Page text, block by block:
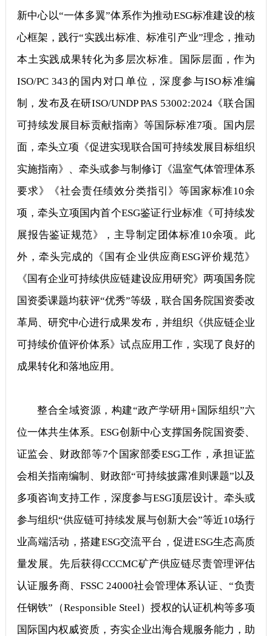
新中心以“一体多翼”体系作为推动ESG标准建设的核
心框架，践行“实践出标准、标准引产业”理念，推动
本土实践成果转化为多层次标准。国际层面，作为
ISO/PC 343的国内对口单位，深度参与ISO标准编
制，发布及在研ISO/UNDP PAS 53002:2024《联合国
可持续发展目标贡献指南》等国际标准7项。国内层
面，牵头立项《促进实现联合国可持续发展目标组织
实施指南》、牵头或参与制修订《温室气体管理体系
要求》《社会责任绩效分类指引》等国家标准10余
项，牵头立项国内首个ESG鉴证行业标准《可持续发
展报告鉴证规范》，主导制定团体标准10余项。此
外，牵头完成的《国有企业供应商ESG评价规范》
《国有企业可持续供应链建设应用研究》两项国务院
国资委课题均获评“优秀”等级，联合国务院国资委改
革局、研究中心进行成果发布，并组织《供应链企业
可持续价值评价体系》试点应用工作，实现了良好的
成果转化和落地应用。
整合全域资源，构建“政产学研用+国际组织”六
位一体共生体系。ESG创新中心支撑国务院国资委、
证监会、财政部等7个国家部委ESG工作，承担证监
会相关指南编制、财政部“可持续披露准则课题”以及
多项咨询支持工作，深度参与ESG顶层设计。牵头或
参与组织“供应链可持续发展与创新大会”等近10场行
业高端活动，搭建ESG交流平台，促进ESG生态高质
量发展。先后获得CCCMC矿产供应链尽责管理评估
认证服务商、FSSC 24000社会管理体系认证、“负责
任钢铁”（Responsible Steel）授权的认证机构等多项
国际国内权威资质，夯实企业出海合规服务能力，助